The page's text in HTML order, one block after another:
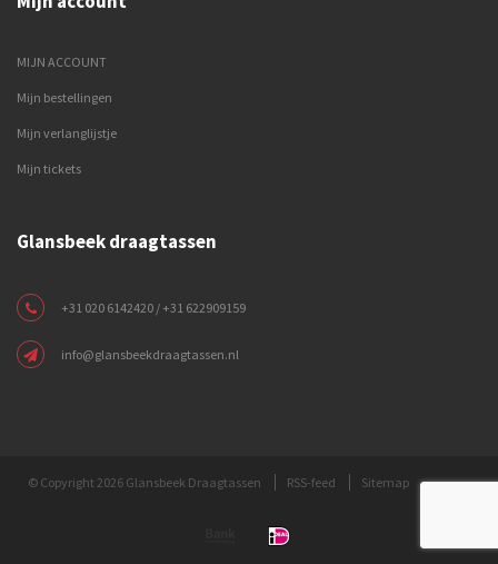
MIJN ACCOUNT
Mijn bestellingen
Mijn verlanglijstje
Mijn tickets
Glansbeek draagtassen
+31 020 6142420 / +31 622909159
info@glansbeekdraagtassen.nl
© Copyright 2026 Glansbeek Draagtassen RSS-feed Sitemap